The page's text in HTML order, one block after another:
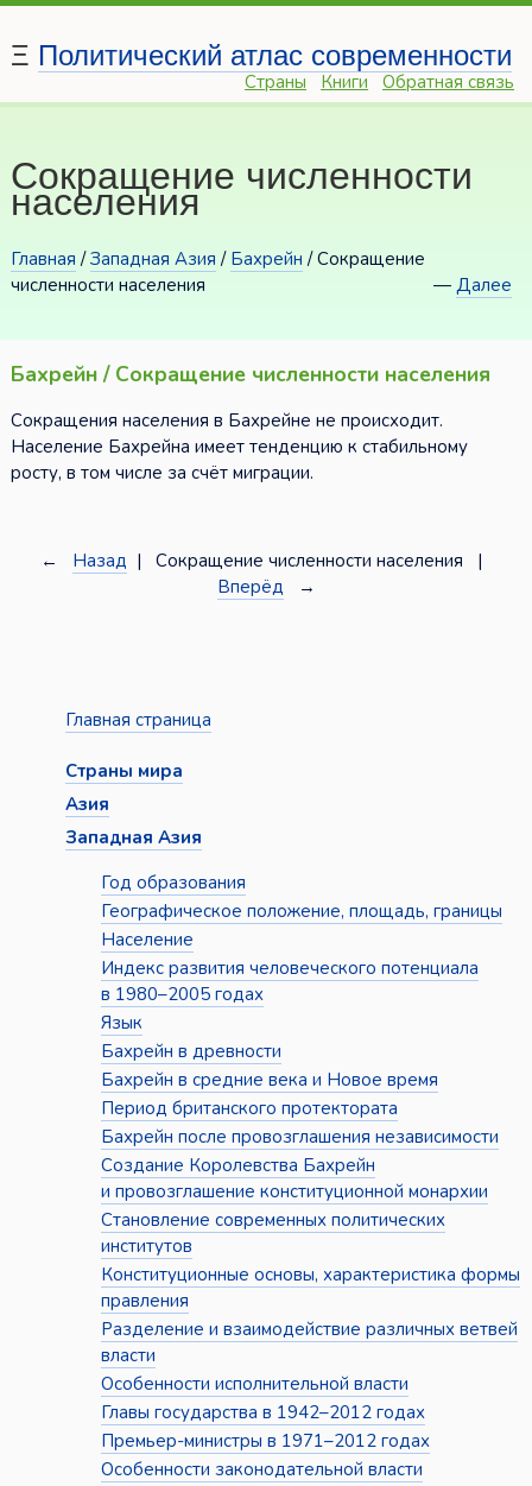
Ξ Политический атлас современности
Страны Книги Обратная связь
Сокращение численности
населения
Главная /Западная Азия / Бахрейн / Сокращение
численности населения
—Далее
Бахрейн / Сокращение численности населения
Сокращения населения в Бахрейне не происходит.
Население Бахрейна имеет тенденцию к стабильному
росту, в том числе за счёт миграции.
← Назад | Сокращение численности населения |
Вперёд →
Главная страница
Страны мира
Азия
Западная Азия
Год образования
Географическое положение, площадь, границы
Население
Индекс развития человеческого потенциала
в 1980–2005 годах
Язык
Бахрейн в древности
Бахрейн в средние века и Новое время
Период британского протектората
Бахрейн после провозглашения независимости
Создание Королевства Бахрейн
и провозглашение конституционной монархии
Становление современных политических
институтов
Конституционные основы, характеристика формы
правления
Разделение и взаимодействие различных ветвей
власти
Особенности исполнительной власти
Главы государства в 1942–2012 годах
Премьер-министры в 1971–2012 годах
Особенности законодательной власти